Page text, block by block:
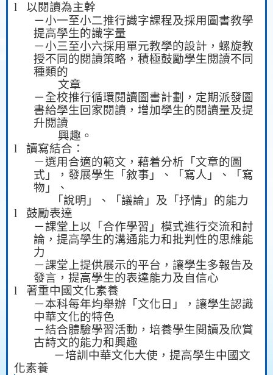
l
以閱讀為主幹
－小一至小二推行識字課程及採用圖書教學
提高學生的識字量
－小三至小六採用單元教學的設計，螺旋教
授不同的閱讀策略，積極鼓勵學生閱讀不同
種類的
文章
－全校推行循環閱讀圖書計劃，定期派發圖
書給學生回家閱讀，增加學生的閱讀量及提
升閱讀
興趣。
l
讀寫結合：
－選用合適的範文，藉着分析「文章的圖
式」，發展學生「敘事」、「寫人」、「寫
物」、
「說明」、「議論」及「抒情」的能力
l
鼓勵表達
－課堂上以「合作學習」模式進行交流和討
論，提高學生的溝通能力和批判性的思維能
力
－課堂上提供展示的平台，讓學生多報告及
發言，提高學生的表達能力及自信心
l
著重中國文化素養
－本科每年均舉辦「文化日」，讓學生認識
中華文化的特色
－結合體驗學習活動，培養學生閱讀及欣賞
古詩文的能力和興趣
－培訓中華文化大使，提高學生中國文
化素養